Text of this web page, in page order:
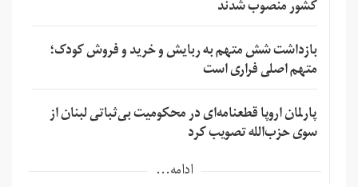
کشور منصوب شدند
بازداشت شش متهم به ربایش و خرید و فروش کودک؛
متهم اصلی فراری است
پارلمان اروپا قطعنامه‌ای در محکومیت بی‌ثباتی لبنان از
سوی حزب‌الله تصویب کرد
ادامه...